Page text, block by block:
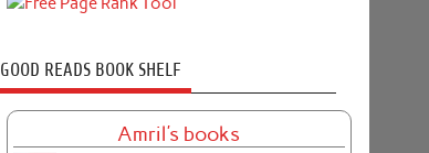
GOOD READS BOOK SHELF
Amril's books